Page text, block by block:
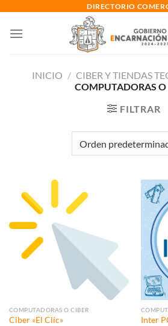
contenido
DIRECTORIO
INICIO / CIBER Y TIENDAS
COMPUTADORAS O
FILTRAR
COMPUTADORAS O CIBER
Ciber «El Clíc» Inter